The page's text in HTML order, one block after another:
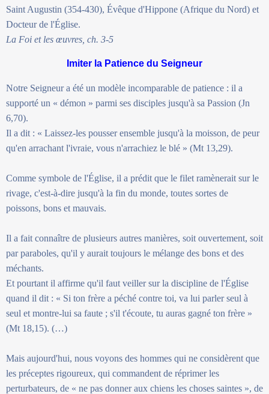
Saint Augustin (354-430), Évêque d'Hippone (Afrique du Nord) et
Docteur de l'Église.
La Foi et les œuvres, ch. 3-5
Imiter la Patience du Seigneur
Notre Seigneur a été un modèle incomparable de patience : il a
supporté un « démon » parmi ses disciples jusqu'à sa Passion (Jn
6,70).
Il a dit : « Laissez-les pousser ensemble jusqu'à la moisson, de peur
qu'en arrachant l'ivraie, vous n'arrachiez le blé » (Mt 13,29).
Comme symbole de l'Église, il a prédit que le filet ramènerait sur le
rivage, c'est-à-dire jusqu'à la fin du monde, toutes sortes de
poissons, bons et mauvais.
Il a fait connaître de plusieurs autres manières, soit ouvertement, soit
par paraboles, qu'il y aurait toujours le mélange des bons et des
méchants.
Et pourtant il affirme qu'il faut veiller sur la discipline de l'Église
quand il dit : « Si ton frère a péché contre toi, va lui parler seul à
seul et montre-lui sa faute ; s'il t'écoute, tu auras gagné ton frère »
(Mt 18,15). (…)
Mais aujourd'hui, nous voyons des hommes qui ne considèrent que
les préceptes rigoureux, qui commandent de réprimer les
perturbateurs, de « ne pas donner aux chiens les choses saintes », de